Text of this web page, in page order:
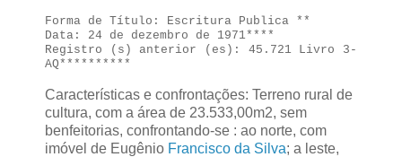
Forma de Título: Escritura Publica **
Data: 24 de dezembro de 1971****
Registro (s) anterior (es): 45.721 Livro 3-
AQ**********
Características e confrontações: Terreno rural de
cultura, com a área de 23.533,00m2, sem
benfeitorias, confrontando-se : ao norte, com
imóvel de Eugênio Francisco da Silva; a leste,